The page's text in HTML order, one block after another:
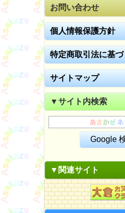
お問い合わせ
個人情報保護方針
特定商取引法に基
サイトマップ
▼サイト内検索
▼関連サイト